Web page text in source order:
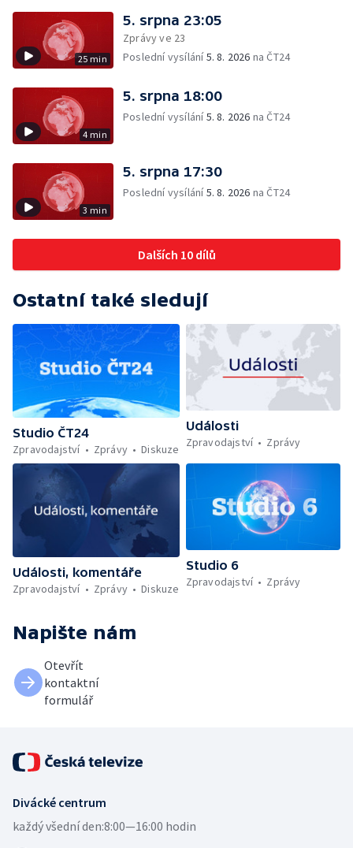
25 min
5. srpna 23:05
Zprávy ve 23
Poslední vysílání5. 8. 2026 na ČT24
4 min
5. srpna 18:00
Poslední vysílání5. 8. 2026 na ČT24
3 min
5. srpna 17:30
Poslední vysílání5. 8. 2026 na ČT24
Dalších 10 dílů
Ostatní také sledují
Studio ČT24
Zpravodajství
Zprávy Diskuze
Události
Zpravodajství
Zprávy
Události, komentáře
Zpravodajství
Zprávy Diskuze
Studio 6
Zpravodajství
Zprávy
Napište nám
Otevřít
kontaktní
formulář
Divácké centrum
každý všední den:8:00—16:00 hodin